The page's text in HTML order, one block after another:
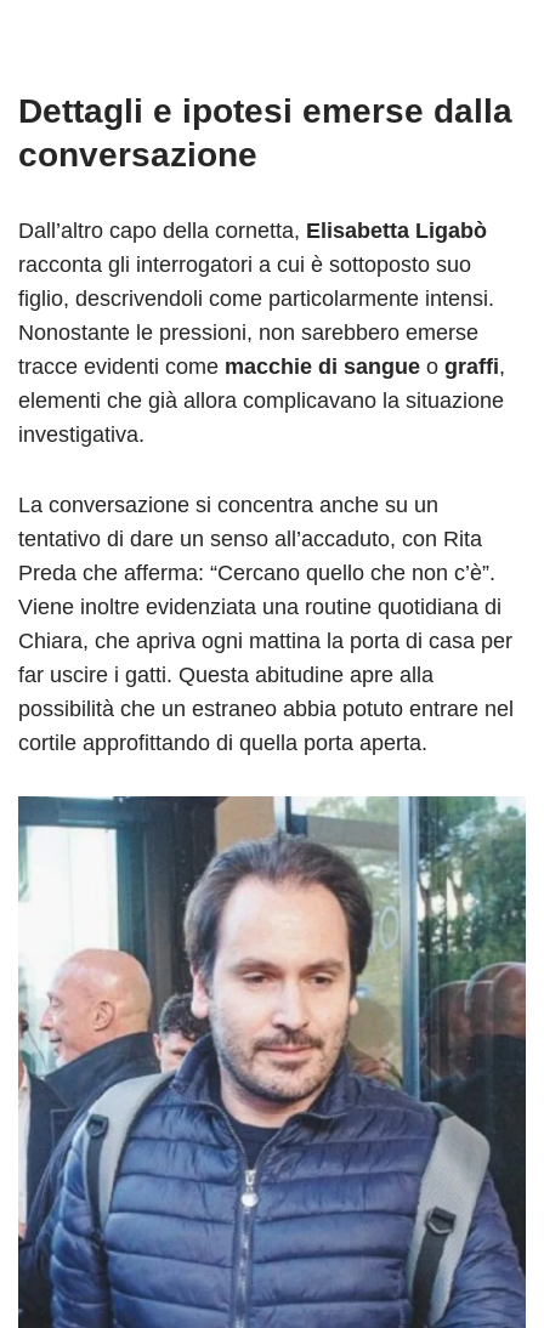
Dettagli e ipotesi emerse dalla
conversazione
Dall’altro capo della cornetta, Elisabetta Ligabò
racconta gli interrogatori a cui è sottoposto suo
figlio, descrivendoli come particolarmente intensi.
Nonostante le pressioni, non sarebbero emerse
tracce evidenti come macchie di sangue o graffi,
elementi che già allora complicavano la situazione
investigativa.
La conversazione si concentra anche su un
tentativo di dare un senso all’accaduto, con Rita
Preda che afferma: “Cercano quello che non c’è”.
Viene inoltre evidenziata una routine quotidiana di
Chiara, che apriva ogni mattina la porta di casa per
far uscire i gatti. Questa abitudine apre alla
possibilità che un estraneo abbia potuto entrare nel
cortile approfittando di quella porta aperta.